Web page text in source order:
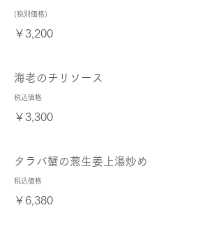
(税別価格)
￥3,200
海老のチリソース
税込価格
￥3,300
タラバ蟹の葱生姜上湯炒め
税込価格
￥6,380